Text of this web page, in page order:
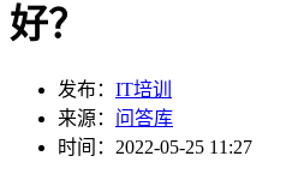
好？
发布： IT培训
来源： 问答库
时间：2022-05-25 11:27